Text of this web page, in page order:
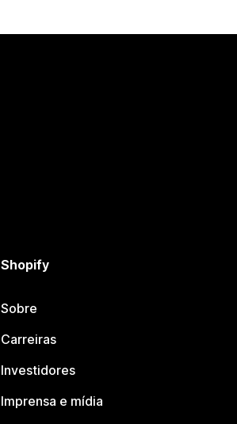
Shopify
Sobre
Carreiras
Investidores
Imprensa e mídia